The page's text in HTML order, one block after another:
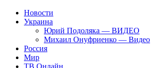
Новости
Украина
Юрий Подоляка — ВИДЕО
Михаил Онуфриенко — Видео
Россия
Мир
ТВ Онлайн